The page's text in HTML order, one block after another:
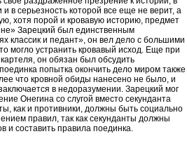
в серьезность которой все еще не верит, а
хотя порой и кровавую историю, предмет
Зарецкий был единственным
классик и педант», он вел дело с большими
могло устранить кровавый исход. Еще при
он обязан был обсудить
попытка окончить дело миром также
что кровной обиды нанесено не было, и
в недоразумении. Зарецкий мог
Онегина со слугой вместо секунданта
как и противники, должны быть социально
правил, так как секунданты должны
и составить правила поединка.